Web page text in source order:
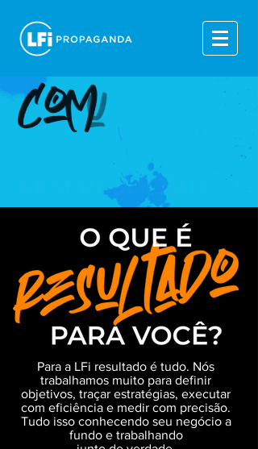
Para a LFi resultado é tudo. Nós
trabalhamos muito para definir
objetivos, traçar estratégias, executar
com eficiência e medir com precisão.
Tudo isso conhecendo seu negócio a
fundo e trabalhando